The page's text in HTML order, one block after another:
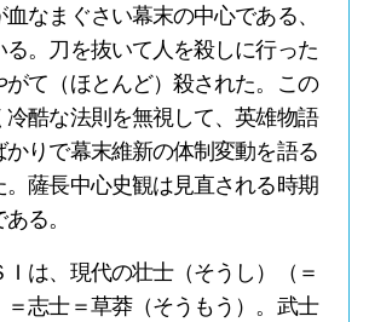
なまぐさい幕末の中心である、
る。刀を抜いて人を殺しに行った
がて（ほとんど）殺された。この
冷酷な法則を無視して、英雄物語
かりで幕末維新の体制変動を語る
。薩長中心史観は見直される時期
る。
は、現代の壮士（そうし）（＝
＝志士＝草莽（そうもう）。武士